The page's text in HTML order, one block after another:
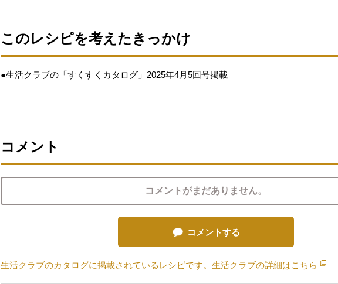
このレシピを考えたきっかけ
●生活クラブの「すくすくカタログ」2025年4月5回号掲載
コメント
コメントがまだありません。
コメントする
生活クラブのカタログに掲載されているレシピです。生活クラブの詳細はこちら 別